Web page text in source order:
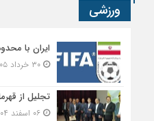
ورزشی
ایران با
۳۰ خرداد ۱۴۰۵ - ۲۰:۲۴
تجلیل از
۰۶ اسفند ۱۴۰۴ - ۲۱:۴۱